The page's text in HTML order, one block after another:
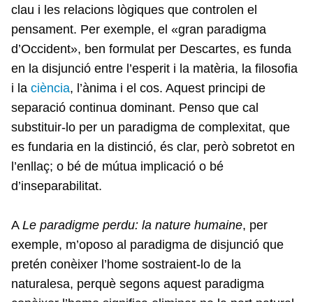
clau i les relacions lògiques que controlen el
pensament. Per exemple, el «gran paradigma
d’Occident», ben formulat per Descartes, es funda
en la disjunció entre l’esperit i la matèria, la filosofia
i la ciència, l’ànima i el cos. Aquest principi de
separació continua dominant. Penso que cal
substituir-lo per un paradigma de complexitat, que
es fundaria en la distinció, és clar, però sobretot en
l’enllaç; o bé de mútua implicació o bé
d’inseparabilitat.
A Le paradigme perdu: la nature humaine, per
exemple, m’oposo al paradigma de disjunció que
pretén conèixer l’home sostraient-lo de la
naturalesa, perquè segons aquest paradigma